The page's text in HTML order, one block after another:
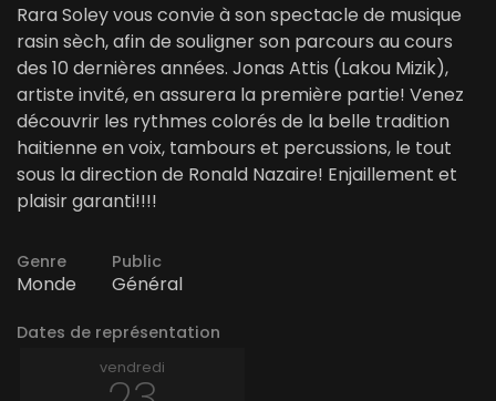
Rara Soley vous convie à son spectacle de musique
rasin sèch, afin de souligner son parcours au cours
des 10 dernières années. Jonas Attis (Lakou Mizik),
artiste invité, en assurera la première partie! Venez
découvrir les rythmes colorés de la belle tradition
haitienne en voix, tambours et percussions, le tout
sous la direction de Ronald Nazaire! Enjaillement et
plaisir garanti!!!!
Genre
Monde
Public
Général
Dates de représentation
vendredi